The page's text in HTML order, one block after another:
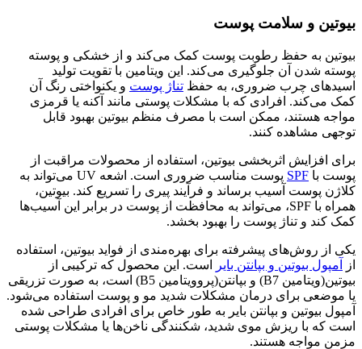
بیوتین و سلامت پوست
بیوتین به حفظ رطوبت پوست کمک می‌کند و از خشکی و پوسته‌
پوسته شدن آن جلوگیری می‌کند. این ویتامین با تقویت تولید
اسیدهای چرب ضروری، به حفظ تناژ پوست و یکنواختی رنگ آن
کمک می‌کند. افرادی که با مشکلات پوستی مانند آکنه یا قرمزی
مواجه هستند، ممکن است با مصرف منظم بیوتین بهبود قابل‌
توجهی مشاهده کنند.
برای افزایش اثربخشی بیوتین، استفاده از محصولات مراقبت از
پوست با SPF
پوست مناسب ضروری است. اشعه UV می‌تواند به
کلاژن پوست آسیب برساند و فرآیند پیری را تسریع کند. بیوتین،
همراه با SPF، می‌تواند به محافظت از پوست در برابر این آسیب‌ها
کمک کند و تناژ پوست را بهبود بخشد.
یکی از روش‌های پیشرفته برای بهره‌مندی از فواید بیوتین، استفاده
از
آمپول بیوتین و بپانتن بایر
است. این محصول که ترکیبی از
بیوتین(ویتامین B7) و بپانتن(پروویتامین B5) است، به صورت تزریقی
یا موضعی برای درمان مشکلات شدید مو و پوست استفاده می‌شود.
آمپول بیوتین و بپانتن بایر به طور خاص برای افرادی طراحی شده
است که با ریزش موی شدید، شکنندگی ناخن‌ها یا مشکلات پوستی
مزمن مواجه هستند.